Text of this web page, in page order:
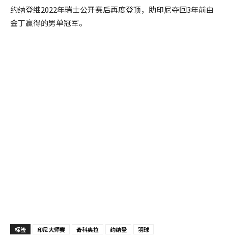
约纳登继2022年瑞士公开赛后再度登顶，助印尼夺回3年前由
金丁赢得的男单冠军。
标签 印尼大师赛 奇科奥拉 约纳登 羽球